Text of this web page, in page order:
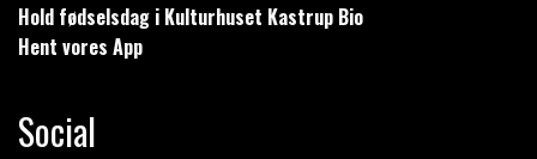
Hold fødselsdag i Kulturhuset Kastrup Bio
Hent vores App
Social